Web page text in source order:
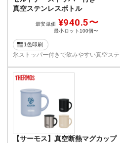
真空ステンレスボトル
最安単価 ¥940.5〜
最小ロット 100個〜
1色印刷
氷ストッパー付きで飲みやすい真空ステ
【サーモス】真空断熱マグカッ